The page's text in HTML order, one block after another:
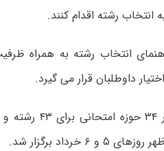
انتخاب رشته به همراه
برگزار شد.